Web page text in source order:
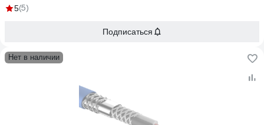
5(5)
Подписаться
Нет в наличии